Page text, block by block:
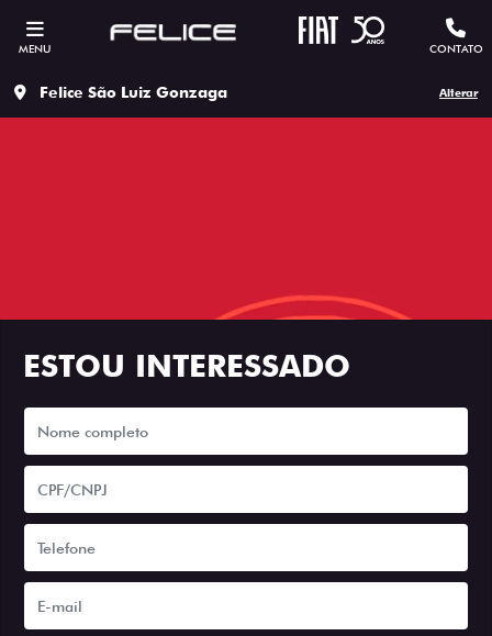
MENU CONTATO
Felice São Luiz Gonzaga Alterar
ESTOU INTERESSADO